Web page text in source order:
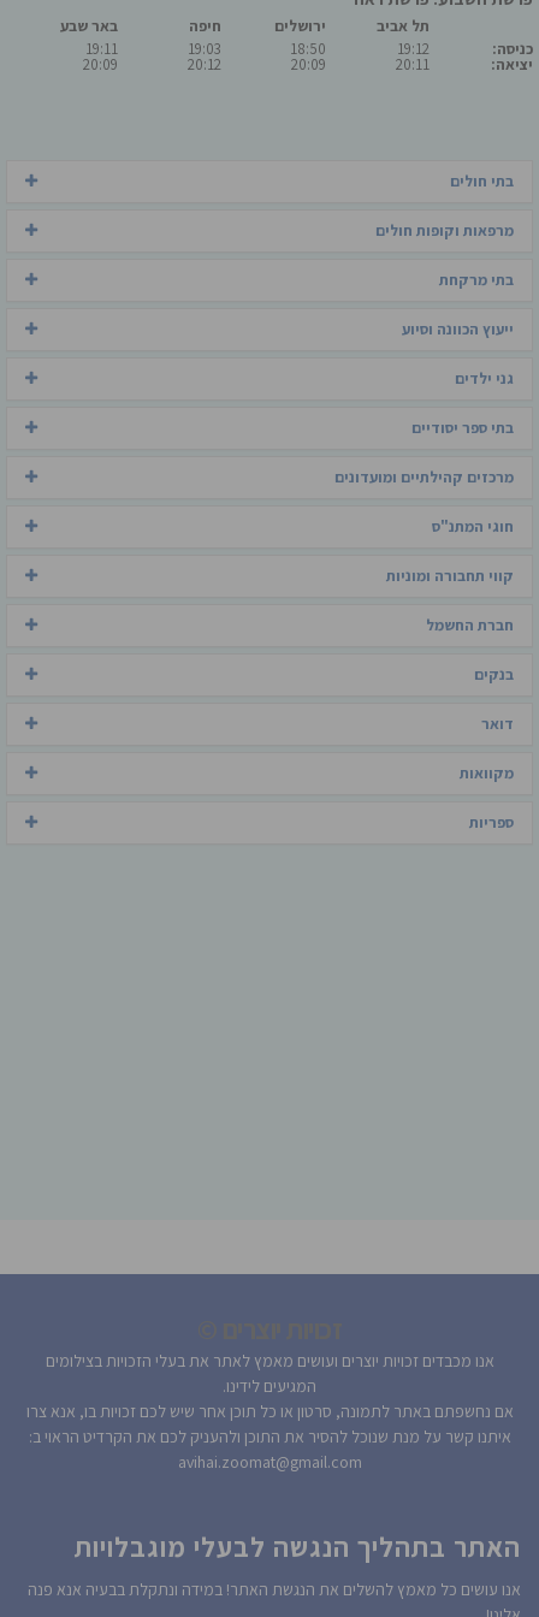
כניסה:
יציאה:
תל אביב
19:12
20:11
ירושלים
18:50
20:09
חיפה
19:03
20:12
באר שבע
19:11
20:09
בתי חולים
מרפאות וקופות חולים
בתי מרקחת
ייעוץ הכוונה וסיוע
גני ילדים
בתי ספר יסודיים
מרכזים קהילתיים ומועדונים
חוגי המתנ"ס
קווי תחבורה ומוניות
חברת החשמל
בנקים
דואר
מקוואות
ספריות
אנו מכבדים זכויות יוצרים ועושים מאמץ לאתר את בעלי הזכויות בצילומים
המגיעים לידינו.
אם נחשפתם באתר לתמונה, סרטון או כל תוכן אחר שיש לכם זכויות בו, אנא צרו
איתנו קשר על מנת שנוכל להסיר את התוכן ולהעניק לכם את הקרדיט הראוי ב:
avihai.zoomat@gmail.com
האתר בתהליך הנגשה לבעלי מוגבלויות
אנו עושים כל מאמץ להשלים את הנגשת האתר! במידה ונתקלת בבעיה אנא פנה